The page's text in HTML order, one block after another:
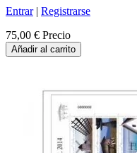
Entrar| Registrarse
75,00 € Precio
Añadir al carrito